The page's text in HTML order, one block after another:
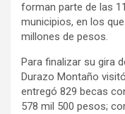
forman parte de las
municipios, en los
millones de pesos.
Para finalizar su gira
Durazo Montaño
entregó 829 becas
578 mil 500 pesos;